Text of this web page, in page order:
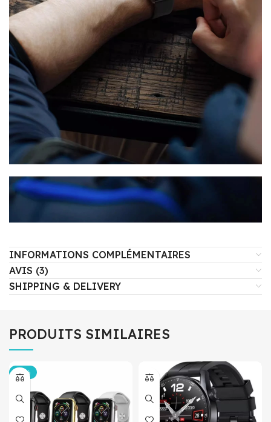
INFORMATIONS COMPLÉMENTAIRES
AVIS (3)
SHIPPING & DELIVERY
PRODUITS SIMILAIRES
-25%